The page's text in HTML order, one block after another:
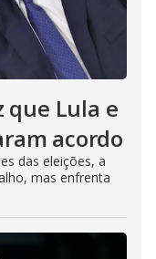
que Lula e
acordo
das eleições, a
mas enfrenta